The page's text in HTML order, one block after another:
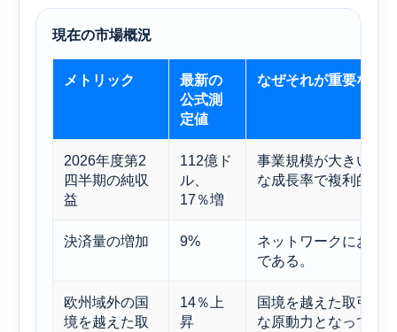
現在の市場概況
メトリック
最新の
公式測
定値
なぜそれが重要なの
2026年度第2
四半期の純収
益
112億ド
ル、
17％増
事業規模が大きいに
な成長率で複利的に
決済量の増加 9%
ネットワークにおけ
である。
欧州域外の国
境を越えた取
14％上
昇
国境を越えた取引は
な原動力となってい